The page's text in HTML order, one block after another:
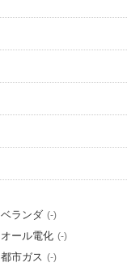
ベランダ (-)
オール電化 (-)
都市ガス (-)